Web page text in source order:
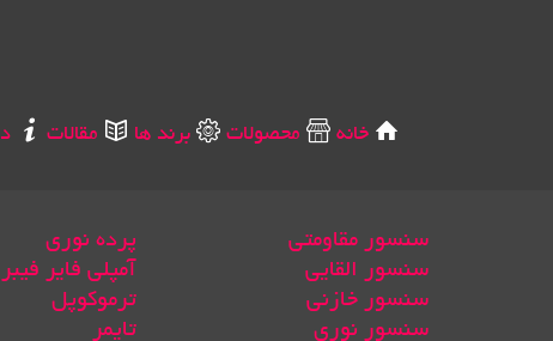
خانه محصولات برند ها مقالات
سنسور مقاومتی
سنسور القایی
سنسور خازنی
سنسور نوری
پرده نوری
آمپلی فایر
ترموکوپل
تایمر